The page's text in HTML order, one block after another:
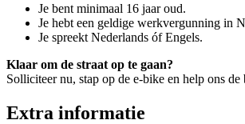
Je bent minimaal 16 jaar oud.
Je hebt een geldige werkvergunning in
Je spreekt Nederlands óf Engels.
Klaar om de straat op te gaan?
Solliciteer nu, stap op de e-bike en help ons
Extra informatie